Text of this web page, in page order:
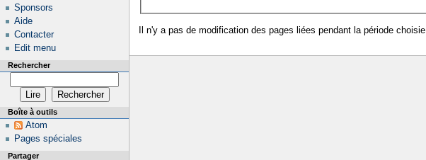
Il n'y a pas de modification des pages liées pendant la période choisie.
Sponsors
Aide
Contacter
Edit menu
Rechercher
Boîte à outils
Atom
Pages spéciales
Partager